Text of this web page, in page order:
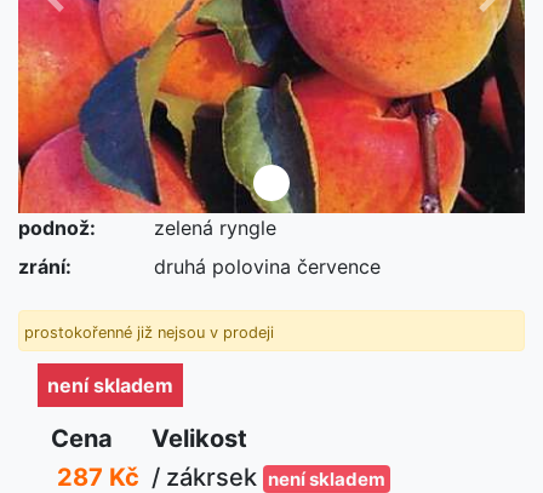
Předchozí Další
podnož:
zelená ryngle
zrání:
druhá polovina července
prostokořenné již nejsou v prodeji
není skladem
Cena
Velikost
287 Kč / zákrsek není skladem